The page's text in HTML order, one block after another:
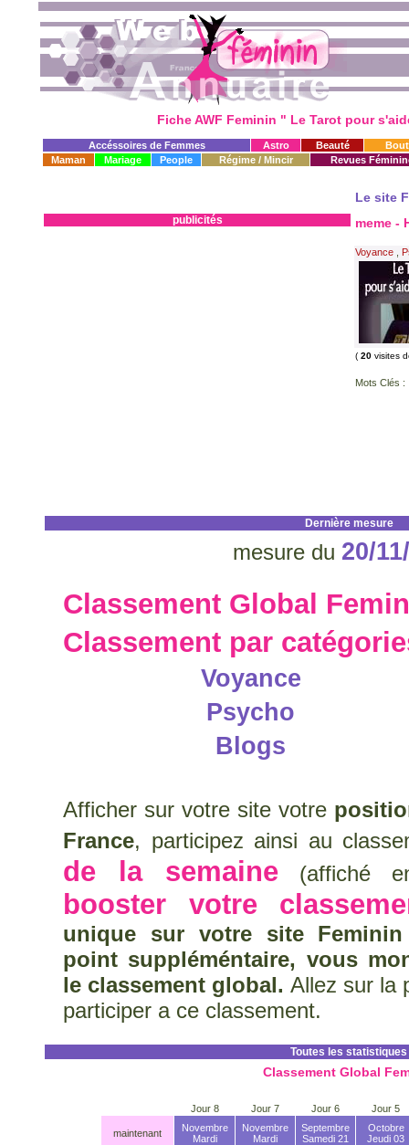
Fiche AWF Feminin " Le Tarot pour
Accéssoires de Femmes Astro Beauté
Maman
Mariage People Régime / Mincir Revues
publicités
Le site
meme -
Voyance
( 20 visites
Mots Clés :
Dernière mesure
mesure du 20/
Classement Global
Classement par
Voyance
Psycho
Blogs
Afficher sur votre site votre
France, participez ainsi au
de la semaine (affiché
booster votre
unique sur votre site
point suppléméntaire, vous
le classement global. Allez sur la
participer a ce classement.
Toutes les statistiques
Classement Global
Jour 8 Jour 7 Jour 6 Jour 5
maintenant
Novembre
Mardi
Novembre
Mardi
Septembre
Samedi 21
Octobre
Jeudi 03